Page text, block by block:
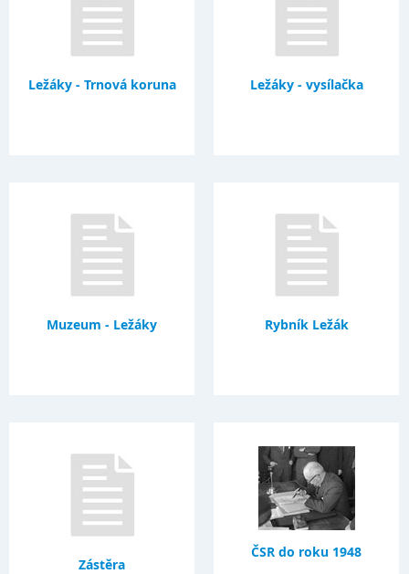
Ležáky - Trnová koruna Ležáky - vysílačka
Muzeum - Ležáky Rybník Ležák
Zástěra
ČSR do roku 1948